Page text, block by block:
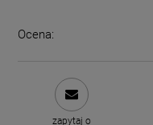
Ocena:
zapytaj o